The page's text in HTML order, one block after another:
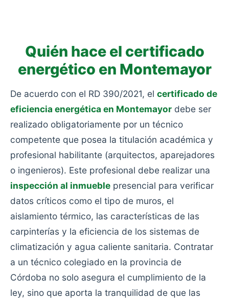
Quién hace el certificado
energético en Montemayor
De acuerdo con el RD 390/2021, el certificado de
eficiencia energética en Montemayor debe ser
realizado obligatoriamente por un técnico
competente que posea la titulación académica y
profesional habilitante (arquitectos, aparejadores
o ingenieros). Este profesional debe realizar una
inspección al inmueble presencial para verificar
datos críticos como el tipo de muros, el
aislamiento térmico, las características de las
carpinterías y la eficiencia de los sistemas de
climatización y agua caliente sanitaria. Contratar
a un técnico colegiado en la provincia de
Córdoba no solo asegura el cumplimiento de la
ley, sino que aporta la tranquilidad de que las